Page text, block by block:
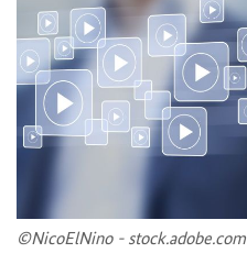
©Ni­co­ElNi­no - stock.adobe.com